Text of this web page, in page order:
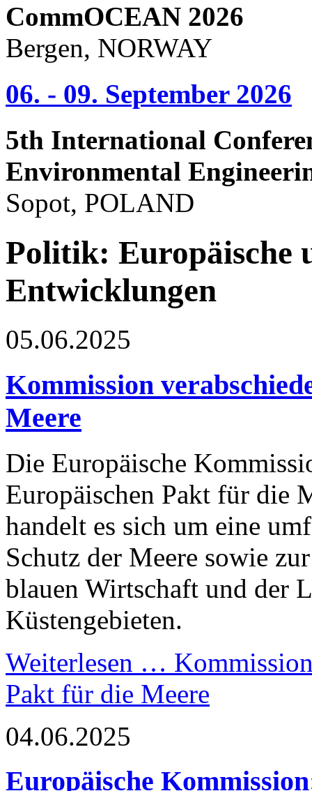
CommOCEAN 2026
Bergen, NORWAY
06. - 09. September 2026
5th International
Environmental
Sopot, POLAND
Politik: Europäische
Entwicklungen
05.06.2025
Kommission
Meere
Die Europäische
Europäischen Pakt für die
handelt es sich um eine
Schutz der Meere sowie
blauen Wirtschaft und der
Küstengebieten.
Weiterlesen …
Pakt für die Meere
04.06.2025
Europäische